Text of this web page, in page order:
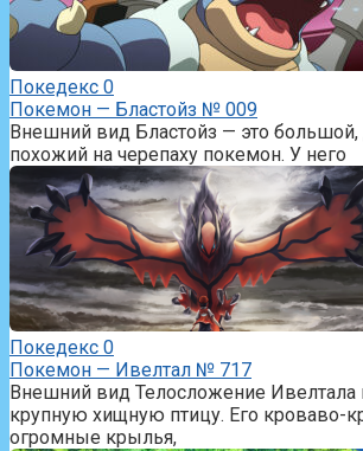
Покедекс 0
Покемон — Бластойз № 009
Внешний вид Бластойз — это большой,
похожий на черепаху покемон. У него
Покедекс 0
Покемон — Ивелтал № 717
Внешний вид Телосложение Ивелтала
крупную хищную птицу. Его кроваво-
огромные крылья,